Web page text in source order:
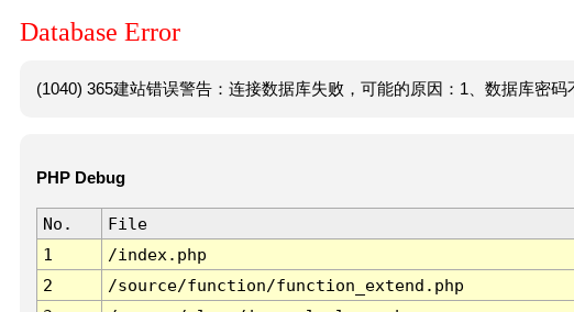
Database Error
(1040) 365建站错误警告：连接数据库失败，可能的原因：1、数据库密码
PHP Debug
No. File
1
/index.php
2
/source/function/function_extend.php